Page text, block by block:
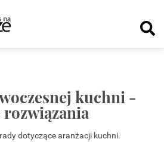
kuchni -
dotyczące aranżacji kuchni.